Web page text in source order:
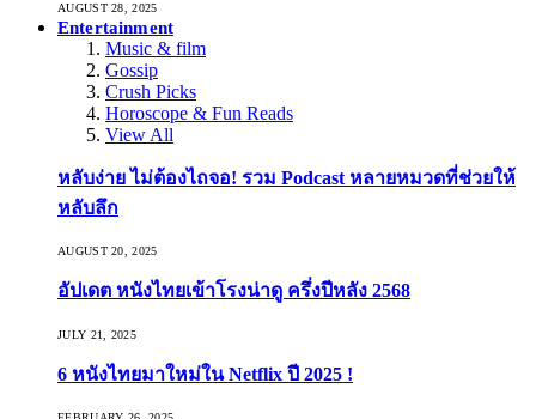
AUGUST 28, 2025
Entertainment
Music & film
Gossip
Crush Picks
Horoscope & Fun Reads
View All
หลับง่าย ไม่ต้องไถจอ! รวม Podcast หลายหมวดที่ช่วยให้
หลับลึก
AUGUST 20, 2025
อัปเดต หนังไทยเข้าโรงน่าดู ครึ่งปีหลัง 2568
JULY 21, 2025
6 หนังไทยมาใหม่ใน Netflix ปี 2025 !